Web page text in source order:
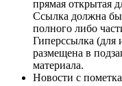
прямая открытая
Ссылка должна
полного либо
Гиперссылка (для
размещена в
материала.
Новости с